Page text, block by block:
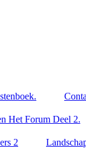
Het Forum Deel 2.
2